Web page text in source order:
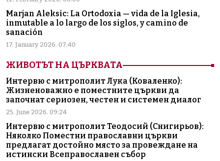
Marjan Aleksic: La Ortodoxia — vida de la Iglesia,
inmutable a lo largo de los siglos, y camino de
sanación
17. January 2026. 07:40
ЖИВОТЪТ НА ЦЪРКВАТА
Интервю с митрополит Лука (Коваленко):
Жизненоважно е поместните църкви да
започнат сериозен, честен и системен диалог
25. June 2026. 09:24
Интервю с митрополит Теодосий (Снигирьов):
Няколко Поместни православни църкви
предлагат достойно място за провеждане на
истински Всеправославен събор